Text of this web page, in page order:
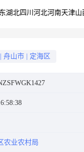
公告
湖北四川 河北河南天津山
舟山市 定海区
农业农村局